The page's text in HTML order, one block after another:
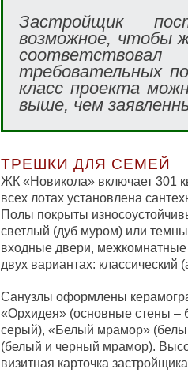
Застройщик
возможное, чтобы
требовательных
класс проекта
выше, чем
ТРЕШКИ ДЛЯ СЕМЕЙ
ЖК «Новикола» включает 301
всех лотах установлена
Полы покрыты
светлый (дуб муром) или
входные двери, межкомнатные
двух вариантах: классический
Санузлы оформлены
«Орхидея» (основные стены –
серый), «Белый мрамор»
(белый и черный мрамор).
визитная карточка